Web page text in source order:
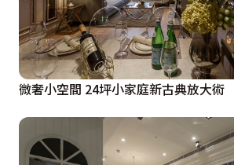
微奢小空間 24坪小家庭新古典放大術